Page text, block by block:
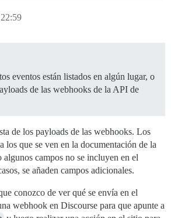
eventos están listados en algún lugar, o
de las webhooks de la API de
de los payloads de las webhooks. Los
los que se ven en la documentación de la
campos no se incluyen en el
se añaden campos adicionales.
conozco de ver qué se envía en el
webhook en Discourse para que apunte a